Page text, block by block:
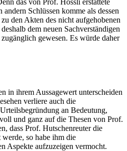
Schlüssen komme als dessen
den Akten des nicht aufgehobenen
dem neuen Sachverständigen
gewesen. Es würde daher
in ihrem Aussagewert unterscheiden
verliere auch die
an Bedeutung,
und ganz auf die Thesen von Prof.
dass Prof. Hutschenreuter die
so habe ihm die
Aspekte aufzuzeigen vermocht.